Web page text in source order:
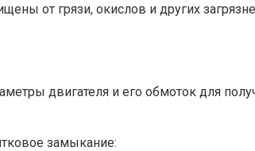
от грязи, окислов и других
двигателя и его обмоток для
замыкание: